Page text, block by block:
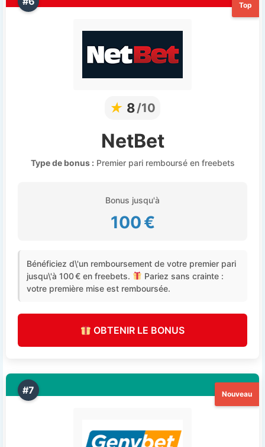
Top
★ 8/10
NetBet
Type de bonus :Premier pari remboursé en freebets
Bonus jusqu'à
100 €
Bénéficiez d\'un remboursement de votre premier pari
jusqu\'à 100 € en freebets.
Pariez sans crainte :
votre première mise est remboursée.
OBTENIR LE BONUS
Nouveau
#7